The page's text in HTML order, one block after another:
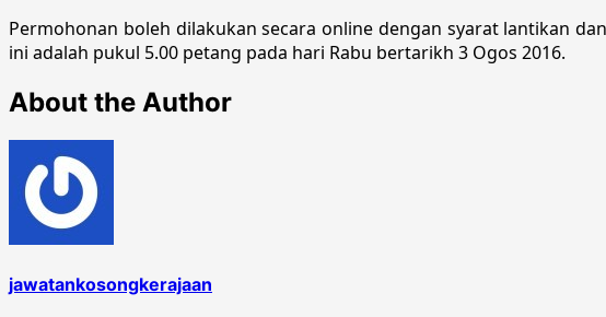
Permohonan boleh dilakukan secara online dengan syarat lantikan
ini adalah pukul 5.00 petang pada hari Rabu bertarikh 3 Ogos 2016.
About the Author
jawatankosongkerajaan